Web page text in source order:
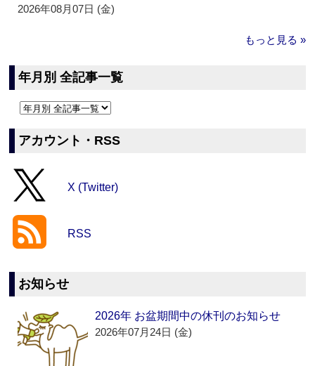
2026年08月07日 (金)
もっと見る »
年月別 全記事一覧
アカウント・RSS
X (Twitter)
RSS
お知らせ
2026年 お盆期間中の休刊のお知らせ
2026年07月24日 (金)